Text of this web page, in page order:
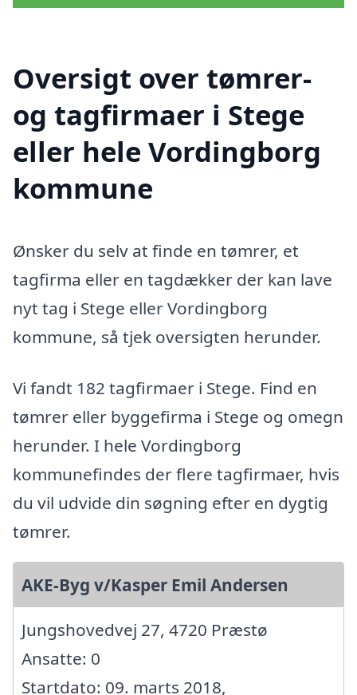
Oversigt over tømrer-
og tagfirmaer i Stege
eller hele Vordingborg
kommune
Ønsker du selv at finde en tømrer, et
tagfirma eller en tagdækker der kan lave
nyt tag i Stege eller Vordingborg
kommune, så tjek oversigten herunder.
Vi fandt 182 tagfirmaer i Stege. Find en
tømrer eller byggefirma i Stege og omegn
herunder. I hele Vordingborg
kommunefindes der flere tagfirmaer, hvis
du vil udvide din søgning efter en dygtig
tømrer.
AKE-Byg v/Kasper Emil Andersen
Jungshovedvej 27, 4720 Præstø
Ansatte: 0
Startdato: 09. marts 2018,